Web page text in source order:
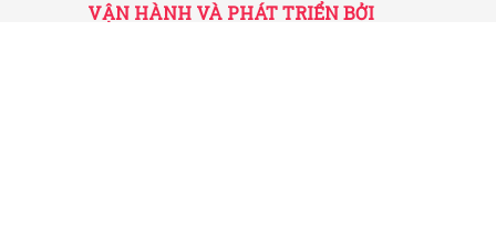
VẬN HÀNH VÀ PHÁT TRIỂN BỞI